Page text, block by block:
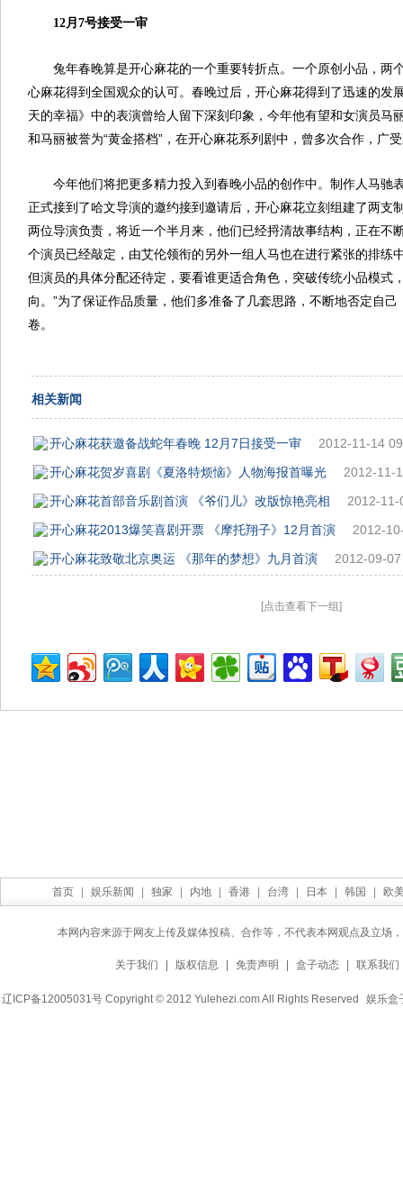
12月7号接受一审
兔年春晚算是开心麻花的一个重要转折点。一个原创小品，两
心麻花得到全国观众的认可。春晚过后，开心麻花得到了迅速的发
天的幸福》中的表演曾给人留下深刻印象，今年他有望和女演员马
和马丽被誉为“黄金搭档”，在开心麻花系列剧中，曾多次合作，广
今年他们将把更多精力投入到春晚小品的创作中。制作人马驰
正式接到了哈文导演的邀约接到邀请后，开心麻花立刻组建了两支
两位导演负责，将近一个半月来，他们已经捋清故事结构，正在不
个演员已经敲定，由艾伦领衔的另外一组人马也在进行紧张的排练
但演员的具体分配还待定，要看谁更适合角色，突破传统小品模式
向。”为了保证作品质量，他们多准备了几套思路，不断地否定自
卷。
相关新闻
开心麻花获邀备战蛇年春晚 12月7日接受一审
2012-11-14
开心麻花贺岁喜剧《夏洛特烦恼》人物海报首曝光
2012-11-
开心麻花首部音乐剧首演 《爷们儿》改版惊艳亮相
2012-11-
开心麻花2013爆笑喜剧开票 《摩托翔子》12月首演
2012-
开心麻花致敬北京奥运 《那年的梦想》九月首演
2012-09-
[点击查看下一组]
首页 娱乐新闻 独家 内地 香港 台湾 日本 韩国 欧
本网内容来源于网友上传及媒体投稿、合作等，不代表本网观点及立场
关于我们 版权信息 免责声明 盒子动态 联系我们
辽ICP备12005031号 Copyright © 2012 Yulehezi.com All Rights Reserved 娱乐盒